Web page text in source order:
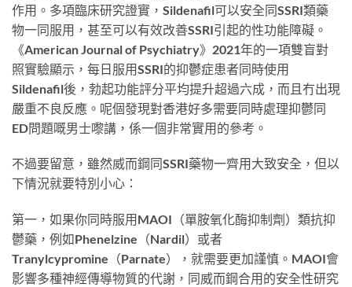
作用。多項臨床研究證實，Sildenafil可以安全同SSRI類藥
物一同服用，甚至可以有效改善SSRI引起的性功能障礙。
《American Journal of Psychiatry》2021年的一項雙盲對
照實驗顯示，每日服用SSRI的抑鬱症患者同時使用
Sildenafil後，勃起功能評分平均提升超過六成，而且冇出現
嚴重不良反應。呢個發現對香港好多需要同時處理抑鬱同
ED問題嘅男士嚟講，係一個非常實用的參考。
不過要留意，雖然威而鋼同SSRI藥物一齊用大致安全，但以
下情況就要特別小心：
第一，如果你同時服用MAOI（單胺氧化酶抑制劑）類抗抑
鬱藥，例如Phenelzine（Nardil）或者
Tranylcypromine（Parnate），就需要更加謹慎。MAOI會
影響多種神經傳導物質的代謝，同威而鋼合用的安全性研究